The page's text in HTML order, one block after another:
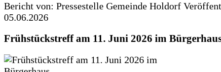
Bericht von: Pressestelle Gemeinde Holdorf
05.06.2026
Frühstückstreff am 11. Juni 2026 im